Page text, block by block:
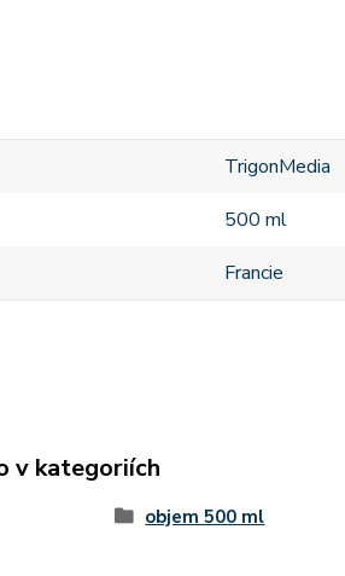
TrigonMedia
500 ml
Francie
v kategoriích
objem 500 ml